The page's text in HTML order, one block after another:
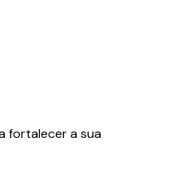
fortalecer a sua